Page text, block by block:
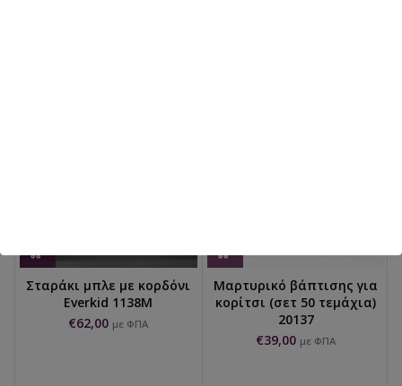
Σταράκι μπλε με κορδόνι
Everkid 1138M
€62,00 με ΦΠΑ
Μαρτυρικό βάπτισης για
κορίτσι (σετ 50 τεμάχια)
20137
€39,00 με ΦΠΑ